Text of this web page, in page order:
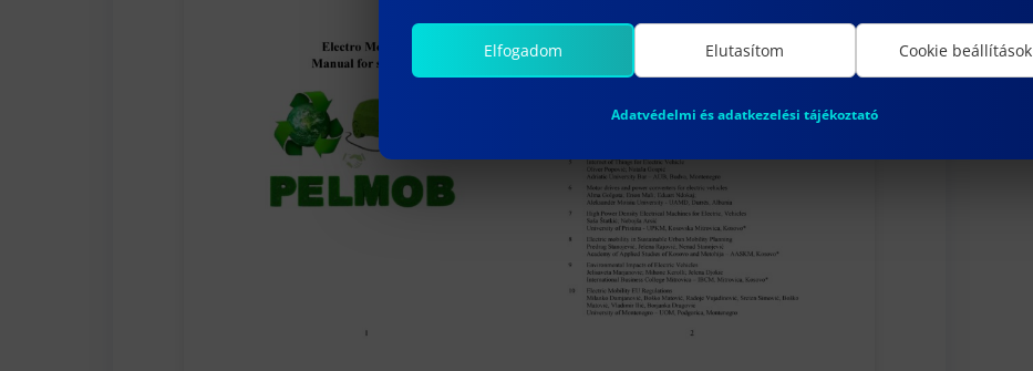
Elfogadom Elutasítom Cookie beállítások
Adatvédelmi és adatkezelési tájékoztató